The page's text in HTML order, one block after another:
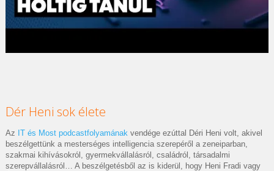
Dér Heni sok élete
Az IT és Most podcastfolyamának vendége ezúttal Déri Heni volt, akivel
beszélgettünk a mesterséges intelligencia szerepéről a zeneiparban,
szakmai kihívásokról, gyermekvállalásról, családról, társadalmi
szerepvállalásról… A beszélgetésből az is kiderül, hogy Heni Fradi vagy